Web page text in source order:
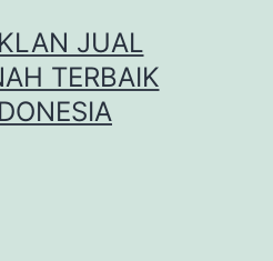
JUAL
TERBAIK